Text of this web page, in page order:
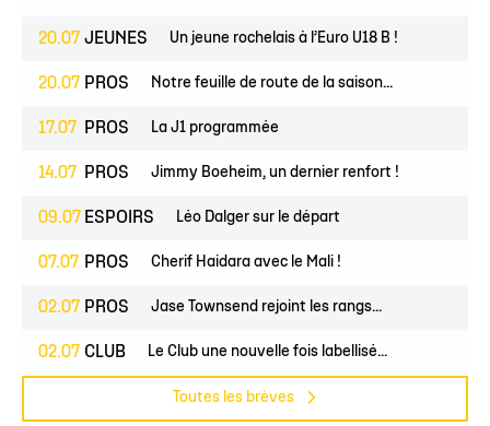
20.07 JEUNES Un jeune rochelais à l’Euro U18 B !
20.07 PROS Notre feuille de route de la saison...
17.07 PROS La J1 programmée
14.07 PROS Jimmy Boeheim, un dernier renfort !
09.07 ESPOIRS Léo Dalger sur le départ
07.07 PROS Cherif Haidara avec le Mali !
02.07 PROS Jase Townsend rejoint les rangs...
02.07 CLUB Le Club une nouvelle fois labellisé...
Toutes les brèves